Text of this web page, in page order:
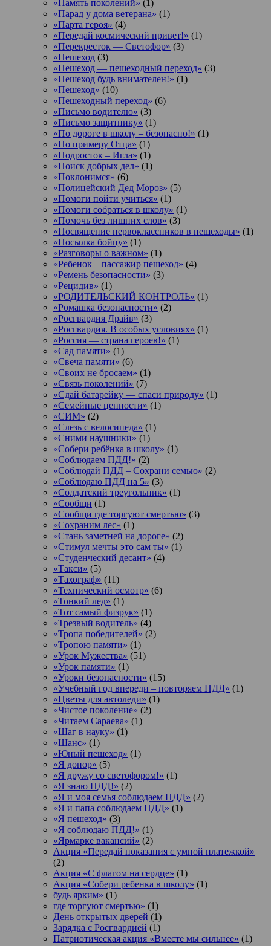
«Память поколений» (1)
«Парад у дома ветерана» (1)
«Парта героя» (4)
«Передай космический привет!» (1)
«Перекресток — Светофор» (3)
«Пешеход (3)
«Пешеход — пешеходный переход» (3)
«Пешеход будь внимателен!» (1)
«Пешеход» (10)
«Пешеходный переход» (6)
«Письмо водителю» (3)
«Письмо защитнику» (1)
«По дороге в школу – безопасно!» (1)
«По примеру Отца» (1)
«Подросток ‒ Игла» (1)
«Поиск добрых дел» (1)
«Поклонимся» (6)
«Полицейский Дед Мороз» (5)
«Помоги пойти учиться» (1)
«Помоги собраться в школу» (1)
«Помочь без лишних слов» (3)
«Посвящение первоклассников в пешеходы» (1)
«Посылка бойцу» (1)
«Разговоры о важном» (1)
«Ребенок – пассажир пешеход» (4)
«Ремень безопасности» (3)
«Рецидив» (1)
«РОДИТЕЛЬСКИЙ КОНТРОЛЬ» (1)
«Ромашка безопасности» (2)
«Росгвардия Драйв» (3)
«Росгвардия. В особых условиях» (1)
«Россия — страна героев!» (1)
«Сад памяти» (1)
«Свеча памяти» (6)
«Своих не бросаем» (1)
«Связь поколений» (7)
«Сдай батарейку — спаси природу» (1)
«Семейные ценности» (1)
«СИМ» (2)
«Слезь с велосипеда» (1)
«Сними наушники» (1)
«Собери ребёнка в школу» (1)
«Соблюдаем ПДД!» (2)
«Соблюдай ПДД – Сохрани семью» (2)
«Соблюдаю ПДД на 5» (3)
«Солдатский треугольник» (1)
«Сообщи (1)
«Сообщи где торгуют смертью» (3)
«Сохраним лес» (1)
«Стань заметней на дороге» (2)
«Стимул мечты это сам ты» (1)
«Студенческий десант» (4)
«Такси» (5)
«Тахограф» (11)
«Технический осмотр» (6)
«Тонкий лед» (1)
«Тот самый физрук» (1)
«Трезвый водитель» (4)
«Тропа победителей» (2)
«Тропою памяти» (1)
«Урок Мужества» (51)
«Урок памяти» (1)
«Уроки безопасности» (15)
«Учебный год впереди – повторяем ПДД» (1)
«Цветы для автоледи» (1)
«Чистое поколение» (2)
«Читаем Сараева» (1)
«Шаг в науку» (1)
«Шанс» (1)
«Юный пешеход» (1)
«Я донор» (5)
«Я дружу со светофором!» (1)
«Я знаю ПДД!» (2)
«Я и моя семья соблюдаем ПДД» (2)
«Я и папа соблюдаем ПДД» (1)
«Я пешеход» (3)
«Я соблюдаю ПДД!» (1)
«Ярмарке вакансий» (2)
Акция «Передай показания с умной платежкой»
(2)
Акция «С флагом на сердце» (1)
Акция «Собери ребенка в школу» (1)
будь ярким» (1)
где торгуют смертью» (1)
День открытых дверей (1)
Зарядка с Росгвардией (1)
Патриотическая акция «Вместе мы сильнее» (1)